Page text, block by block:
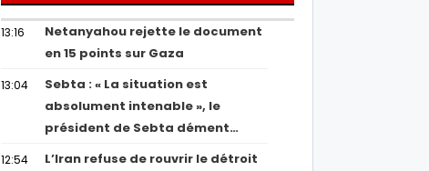
13:16
Netanyahou rejette le document
en 15 points sur Gaza
13:04
Sebta : « La situation est
absolument intenable », le
président de Sebta dément…
12:54
L’Iran refuse de rouvrir le détroit